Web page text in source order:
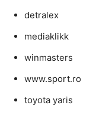
detralex
mediaklikk
winmasters
www.sport.ro
toyota yaris